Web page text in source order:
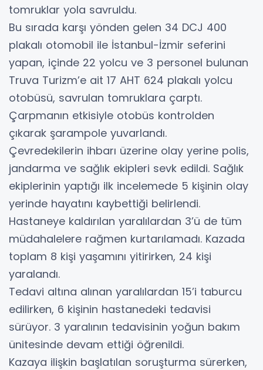
tomruklar yola savruldu.
Bu sırada karşı yönden gelen 34 DCJ 400
plakalı otomobil ile İstanbul-İzmir seferini
yapan, içinde 22 yolcu ve 3 personel bulunan
Truva Turizm’e ait 17 AHT 624 plakalı yolcu
otobüsü, savrulan tomruklara çarptı.
Çarpmanın etkisiyle otobüs kontrolden
çıkarak şarampole yuvarlandı.
Çevredekilerin ihbarı üzerine olay yerine polis,
jandarma ve sağlık ekipleri sevk edildi. Sağlık
ekiplerinin yaptığı ilk incelemede 5 kişinin olay
yerinde hayatını kaybettiği belirlendi.
Hastaneye kaldırılan yaralılardan 3’ü de tüm
müdahalelere rağmen kurtarılamadı. Kazada
toplam 8 kişi yaşamını yitirirken, 24 kişi
yaralandı.
Tedavi altına alınan yaralılardan 15’i taburcu
edilirken, 6 kişinin hastanedeki tedavisi
sürüyor. 3 yaralının tedavisinin yoğun bakım
ünitesinde devam ettiği öğrenildi.
Kazaya ilişkin başlatılan soruşturma sürerken,